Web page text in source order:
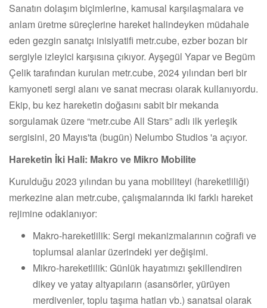
Sanatın dolaşım biçimlerine, kamusal karşılaşmalara ve
anlam üretme süreçlerine hareket halindeyken müdahale
eden gezgin sanatçı inisiyatifi metr.cube, ezber bozan bir
sergiyle izleyici karşısına çıkıyor. Ayşegül Yapar ve Begüm
Çelik tarafından kurulan metr.cube, 2024 yılından beri bir
kamyoneti sergi alanı ve sanat mecrası olarak kullanıyordu.
Ekip, bu kez hareketin doğasını sabit bir mekanda
sorgulamak üzere “metr.cube All Stars” adlı ilk yerleşik
sergisini, 20 Mayıs'ta (bugün) Nelumbo Studios 'a açıyor.
Hareketin İki Hali: Makro ve Mikro Mobilite
Kurulduğu 2023 yılından bu yana mobiliteyi (hareketliliği)
merkezine alan metr.cube, çalışmalarında iki farklı hareket
rejimine odaklanıyor:
Makro-hareketlilik: Sergi mekanizmalarının coğrafi ve
toplumsal alanlar üzerindeki yer değişimi.
Mikro-hareketlilik: Günlük hayatımızı şekillendiren
dikey ve yatay altyapıların (asansörler, yürüyen
merdivenler, toplu taşıma hatları vb.) sanatsal olarak